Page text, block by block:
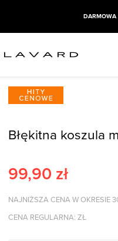
DARMOWA
Błękitna koszula
99,90 zł
NAJNIŻSZA CENA W OKRESIE
CENA REGULARNA: ZŁ